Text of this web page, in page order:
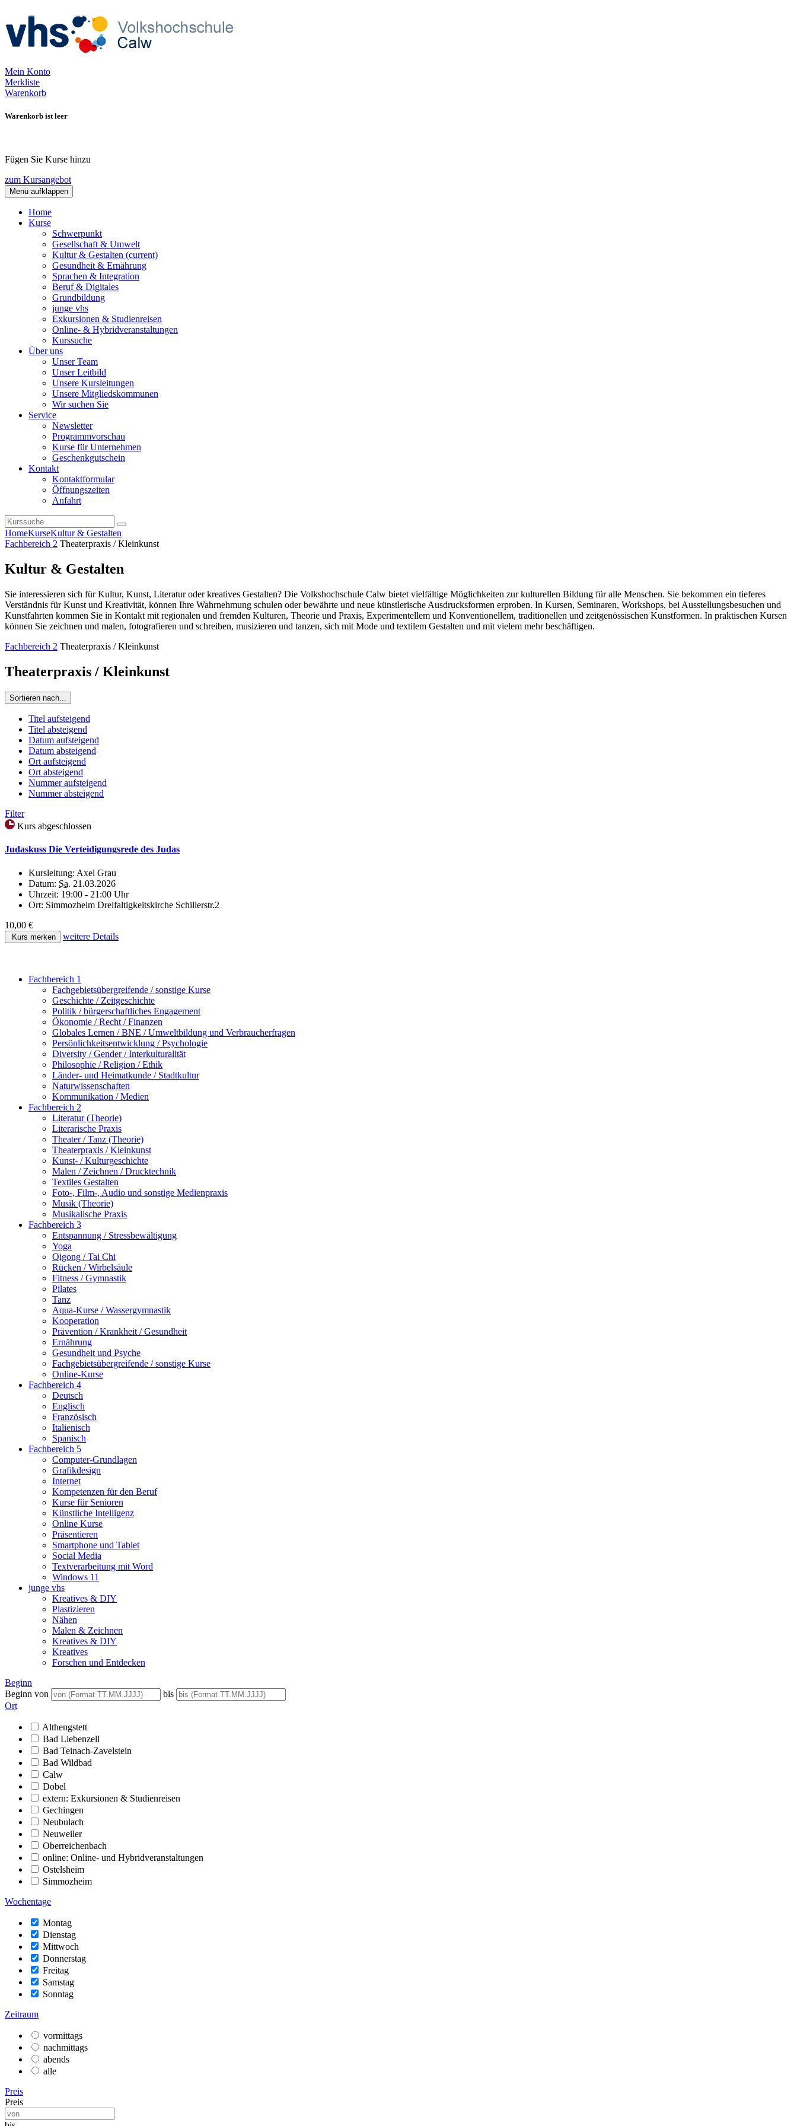
Mein Konto
Merkliste
Warenkorb
Warenkorb ist leer
Fügen Sie Kurse hinzu
zum Kursangebot
Menü aufklappen
Home
Kurse
Schwerpunkt
Gesellschaft & Umwelt
Kultur & Gestalten (current)
Gesundheit & Ernährung
Sprachen & Integration
Beruf & Digitales
Grundbildung
junge vhs
Exkursionen & Studienreisen
Online- & Hybridveranstaltungen
Kurssuche
Über uns
Unser Team
Unser Leitbild
Unsere Kursleitungen
Unsere Mitgliedskommunen
Wir suchen Sie
Service
Newsletter
Programmvorschau
Kurse für Unternehmen
Geschenkgutschein
Kontakt
Kontaktformular
Öffnungszeiten
Anfahrt
HomeKurseKultur & Gestalten
Fachbereich 2 Theaterpraxis / Kleinkunst
Kultur & Gestalten
Sie interessieren sich für Kultur, Kunst, Literatur oder kreatives Gestalten? Die Volkshochschule Calw bietet vielfältige Möglichkeiten zur kulturellen Bildung für alle Menschen. Sie bekommen ein tieferes
Verständnis für Kunst und Kreativität, können Ihre Wahrnehmung schulen oder bewährte und neue künstlerische Ausdrucksformen erproben. In Kursen, Seminaren, Workshops, bei Ausstellungsbesuchen und
Kunstfahrten kommen Sie in Kontakt mit regionalen und fremden Kulturen, Theorie und Praxis, Experimentellem und Konventionellem, traditionellen und zeitgenössischen Kunstformen. In praktischen Kursen
können Sie zeichnen und malen, fotografieren und schreiben, musizieren und tanzen, sich mit Mode und textilem Gestalten und mit vielem mehr beschäftigen.
Fachbereich 2 Theaterpraxis / Kleinkunst
Theaterpraxis / Kleinkunst
Sortieren nach...
Titel aufsteigend
Titel absteigend
Datum aufsteigend
Datum absteigend
Ort aufsteigend
Ort absteigend
Nummer aufsteigend
Nummer absteigend
Filter
Kurs abgeschlossen
Judaskuss Die Verteidigungsrede des Judas
Kursleitung: Axel Grau
Datum: Sa. 21.03.2026
Uhrzeit: 19:00 - 21:00 Uhr
Ort: Simmozheim Dreifaltigkeitskirche Schillerstr.2
10,00 €
Kurs merken weitere Details
Fachbereich 1
Fachgebietsübergreifende / sonstige Kurse
Geschichte / Zeitgeschichte
Politik / bürgerschaftliches Engagement
Ökonomie / Recht / Finanzen
Globales Lernen / BNE / Umweltbildung und Verbraucherfragen
Persönlichkeitsentwicklung / Psychologie
Diversity / Gender / Interkulturalität
Philosophie / Religion / Ethik
Länder- und Heimatkunde / Stadtkultur
Naturwissenschaften
Kommunikation / Medien
Fachbereich 2
Literatur (Theorie)
Literarische Praxis
Theater / Tanz (Theorie)
Theaterpraxis / Kleinkunst
Kunst- / Kulturgeschichte
Malen / Zeichnen / Drucktechnik
Textiles Gestalten
Foto-, Film-, Audio und sonstige Medienpraxis
Musik (Theorie)
Musikalische Praxis
Fachbereich 3
Entspannung / Stressbewältigung
Yoga
Qigong / Tai Chi
Rücken / Wirbelsäule
Fitness / Gymnastik
Pilates
Tanz
Aqua-Kurse / Wassergymnastik
Kooperation
Prävention / Krankheit / Gesundheit
Ernährung
Gesundheit und Psyche
Fachgebietsübergreifende / sonstige Kurse
Online-Kurse
Fachbereich 4
Deutsch
Englisch
Französisch
Italienisch
Spanisch
Fachbereich 5
Computer-Grundlagen
Grafikdesign
Internet
Kompetenzen für den Beruf
Kurse für Senioren
Künstliche Intelligenz
Online Kurse
Präsentieren
Smartphone und Tablet
Social Media
Textverarbeitung mit Word
Windows 11
junge vhs
Kreatives & DIY
Plastizieren
Nähen
Malen & Zeichnen
Kreatives & DIY
Kreatives
Forschen und Entdecken
Beginn
Beginn von
bis
Ort
Althengstett
Bad Liebenzell
Bad Teinach-Zavelstein
Bad Wildbad
Calw
Dobel
extern: Exkursionen & Studienreisen
Gechingen
Neubulach
Neuweiler
Oberreichenbach
online: Online- und Hybridveranstaltungen
Ostelsheim
Simmozheim
Wochentage
Montag
Dienstag
Mittwoch
Donnerstag
Freitag
Samstag
Sonntag
Zeitraum
vormittags
nachmittags
abends
alle
Preis
Preis